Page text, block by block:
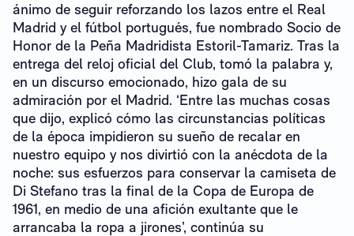
ánimo de seguir reforzando los lazos entre el Real
Madrid y el fútbol portugués, fue nombrado Socio de
Honor de la Peña Madridista Estoril-Tamariz. Tras la
entrega del reloj oficial del Club, tomó la palabra y,
en un discurso emocionado, hizo gala de su
admiración por el Madrid. ‘Entre las muchas cosas
que dijo, explicó cómo las circunstancias políticas
de la época impidieron su sueño de recalar en
nuestro equipo y nos divirtió con la anécdota de la
noche: sus esfuerzos para conservar la camiseta de
Di Stefano tras la final de la Copa de Europa de
1961, en medio de una afición exultante que le
arrancaba la ropa a jirones’, continúa su